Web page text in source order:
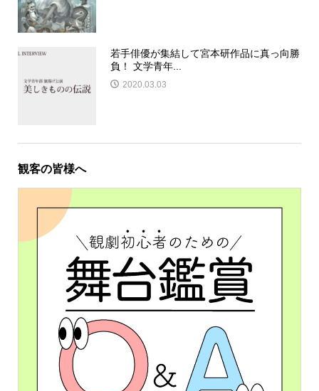
若手俳優が集結して宮本研作品に真っ向勝
負！ 文学青年...
2020.03.03
観客の皆様へ